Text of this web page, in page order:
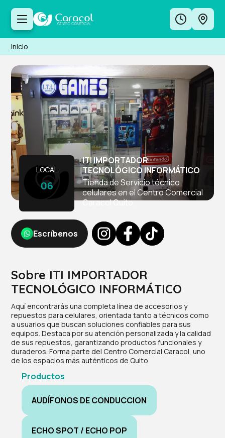
Inicio
LOCAL
06
ITI IMPORTADOR
TECNOLÓGICO INFORMÁTICO
Tienda de Servicio técnico
celulares en el Centro Comercial
Caracol Quito.
Escríbenos
Sobre ITI IMPORTADOR
TECNOLÓGICO INFORMÁTICO
Aquí encontrarás una completa línea de accesorios y
repuestos para celulares, orientada tanto a técnicos como
a usuarios que buscan soluciones confiables para sus
equipos. Destaca por su atención personalizada y la calidad
de sus repuestos, garantizando productos funcionales y
duraderos. Forma parte del Centro Comercial Caracol, uno
de los espacios más auténticos de Quito
Productos
AUDÍFONOS DE CONDUCCION
ECHO SPOT / ECHO POP